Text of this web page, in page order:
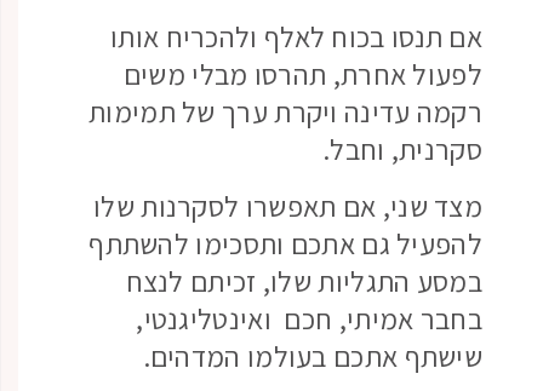
אם תנסו בכוח לאלף ולהכריח אותו
לפעול אחרת, תהרסו מבלי משים
רקמה עדינה ויקרת ערך של תמימות
סקרנית, וחבל.
מצד שני, אם תאפשרו לסקרנות שלו
להפעיל גם אתכם ותסכימו להשתתף
במסע התגליות שלו, זכיתם לנצח
בחבר אמיתי, חכם ואינטליגנטי,
שישתף אתכם בעולמו המדהים.